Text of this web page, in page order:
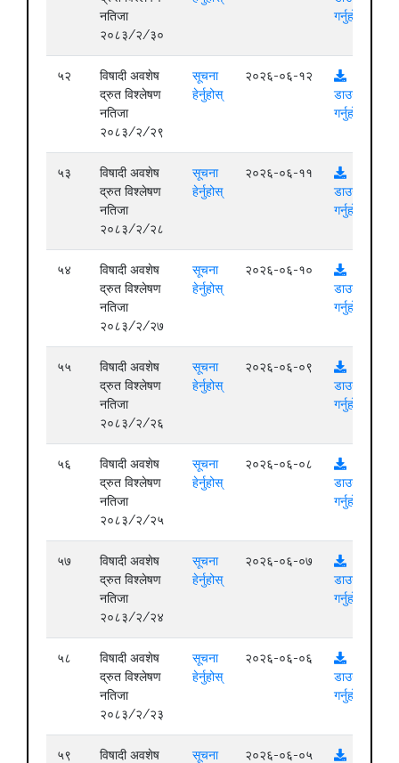
नतिजा
२०८३/२/३०
गर्नुहोस्
५२
विषादी अवशेष
द्रुत विश्लेषण
नतिजा
२०८३/२/२९
सूचना
हेर्नुहोस्
२०२६-०६-१२
डाउनलोड
गर्नुहोस्
५३
विषादी अवशेष
द्रुत विश्लेषण
नतिजा
२०८३/२/२८
सूचना
हेर्नुहोस्
२०२६-०६-११
डाउनलोड
गर्नुहोस्
५४
विषादी अवशेष
द्रुत विश्लेषण
नतिजा
२०८३/२/२७
सूचना
हेर्नुहोस्
२०२६-०६-१०
डाउनलोड
गर्नुहोस्
५५
विषादी अवशेष
द्रुत विश्लेषण
नतिजा
२०८३/२/२६
सूचना
हेर्नुहोस्
२०२६-०६-०९
डाउनलोड
गर्नुहोस्
५६
विषादी अवशेष
द्रुत विश्लेषण
नतिजा
२०८३/२/२५
सूचना
हेर्नुहोस्
२०२६-०६-०८
डाउनलोड
गर्नुहोस्
५७
विषादी अवशेष
द्रुत विश्लेषण
नतिजा
२०८३/२/२४
सूचना
हेर्नुहोस्
२०२६-०६-०७
डाउनलोड
गर्नुहोस्
५८
विषादी अवशेष
द्रुत विश्लेषण
नतिजा
२०८३/२/२३
सूचना
हेर्नुहोस्
२०२६-०६-०६
डाउनलोड
गर्नुहोस्
५९
विषादी अवशेष
सूचना
२०२६-०६-०५